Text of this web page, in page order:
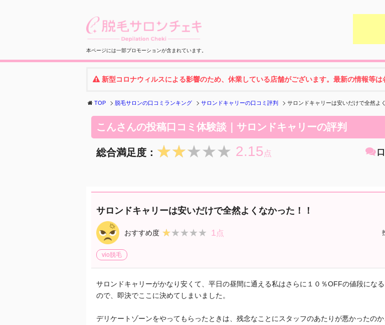
本ページには一部プロモーションが含まれています。
新型コロナウィルスによる影響のため、休業している店舗がございます。最新の情報等
TOP 脱毛サロンの口コミランキング サロンドキャリーの口コミ評判 サロンドキャリーは安いだけで全然よ
こんさんの投稿口コミ体験談｜サロンドキャリーの評判
総合満足度： ★★★★★
★★★★★ 2.15点
サロンドキャリーは安いだけで全然よくなかった！！
おすすめ度 ★★★★★
★★★★★ 1点
vio脱毛
サロンドキャリーがかなり安くて、平日の昼間に通える私はさらに１０％OFFの値段にな
ので、即決でここに決めてしまいました。
デリケートゾーンをやってもらったときは、残念なことにスタッフのあたりが悪かったの